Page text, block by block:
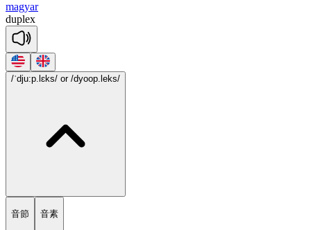
magyar
duplex
/ˈdju:p.lɛks/ or /dyoop.leks/
音節 音素